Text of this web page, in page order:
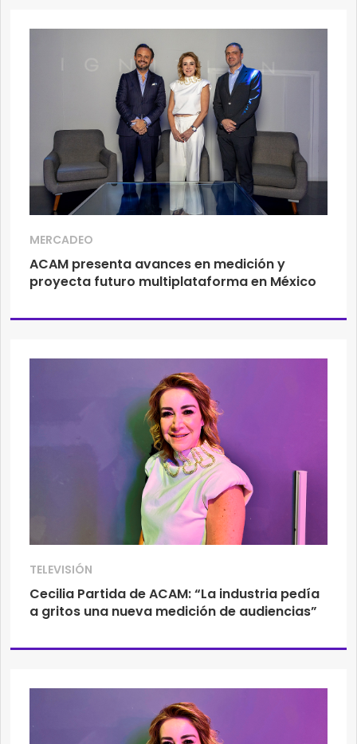
MERCADEO
ACAM presenta avances en medición y
proyecta futuro multiplataforma en México
TELEVISIÓN
Cecilia Partida de ACAM: “La industria pedía
a gritos una nueva medición de audiencias”